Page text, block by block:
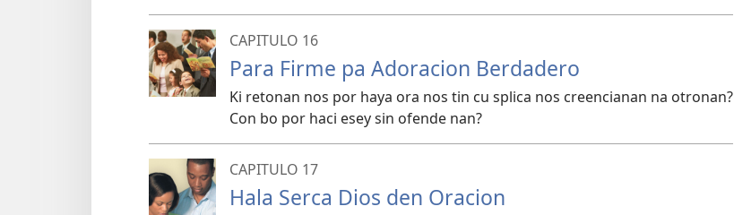
CAPITULO 16
Para Firme pa Adoracion Berdadero
Ki retonan nos por haya ora nos tin cu splica nos creencianan na otronan?
Con bo por haci esey sin ofende nan?
CAPITULO 17
Hala Serca Dios den Oracion